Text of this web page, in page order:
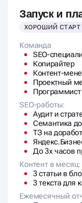
Запуск и
ХОРОШИЙ СТАРТ
Команда
SEO-
Копирайтер
Контент-
Проектный
Программист
SEO-работы:
Аудит и
Семантика
ТЗ на
До 3х часов
Контент в месяц:
3 статьи в
3 текста для